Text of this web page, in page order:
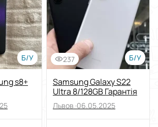
Б/У
s8+
237 Б/У
Samsung Galaxy S22
Ultra 8/128GB Гарантія
Львов ·06.05.2025